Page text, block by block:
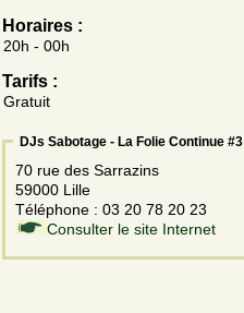
Horaires :
20h - 00h
Tarifs :
Gratuit
DJs Sabotage - La Folie Continue #3
70 rue des Sarrazins
59000 Lille
Téléphone : 03 20 78 20 23
Consulter le site Internet